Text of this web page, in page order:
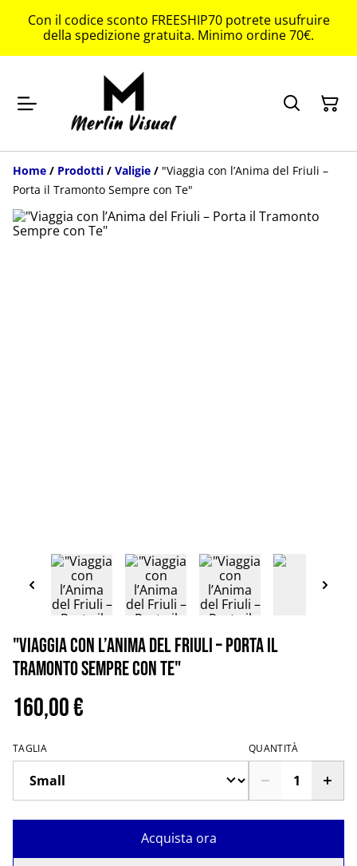
Con il codice sconto FREESHIP70 potrete usufruire
della spedizione gratuita. Minimo ordine 70€.
Home / Prodotti / Valigie / "Viaggia con l’Anima del Friuli –
Porta il Tramonto Sempre con Te"
"Viaggia con l’Anima del Friuli – Porta il
Tramonto Sempre con Te"
160,00 €
TAGLIA QUANTITÀ
Acquista ora